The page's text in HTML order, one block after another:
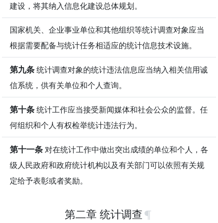
建设，将其纳入信息化建设总体规划。
国家机关、企业事业单位和其他组织等统计调查对象应当
根据需要配备与统计任务相适应的统计信息技术设施。
第九条统计调查对象的统计违法信息应当纳入相关信用诚
信系统，供有关单位和个人查询。
第十条统计工作应当接受新闻媒体和社会公众的监督。任
何组织和个人有权检举统计违法行为。
第十一条对在统计工作中做出突出成绩的单位和个人，各
级人民政府和政府统计机构以及有关部门可以依照有关规
定给予表彰或者奖励。
第二章 统计调查